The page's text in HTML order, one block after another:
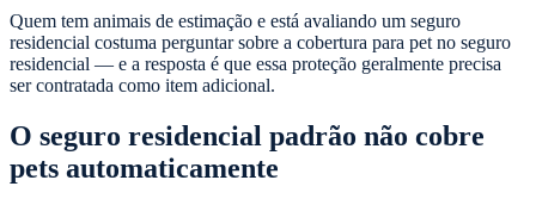
Quem tem animais de estimação e está avaliando um seguro
residencial costuma perguntar sobre a cobertura para pet no seguro
residencial — e a resposta é que essa proteção geralmente precisa
ser contratada como item adicional.
O seguro residencial padrão não cobre
pets automaticamente